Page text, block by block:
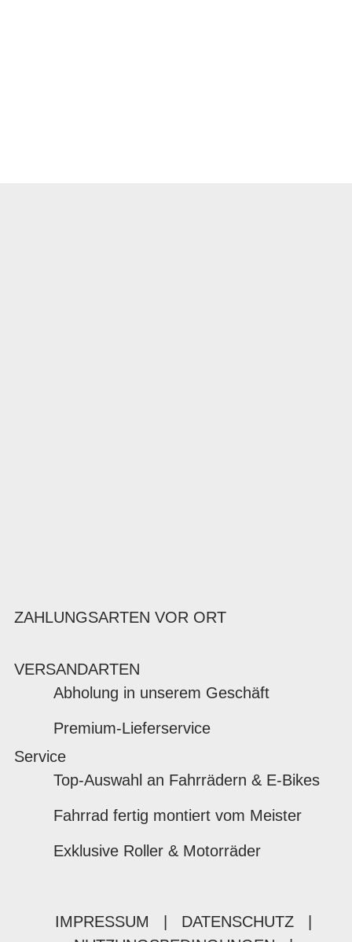
ZAHLUNGSARTEN VOR ORT
VERSANDARTEN
Abholung in unserem Geschäft
Premium-Lieferservice
Service
Top-Auswahl an Fahrrädern & E-Bikes
Fahrrad fertig montiert vom Meister
Exklusive Roller & Motorräder
IMPRESSUM DATENSCHUTZ